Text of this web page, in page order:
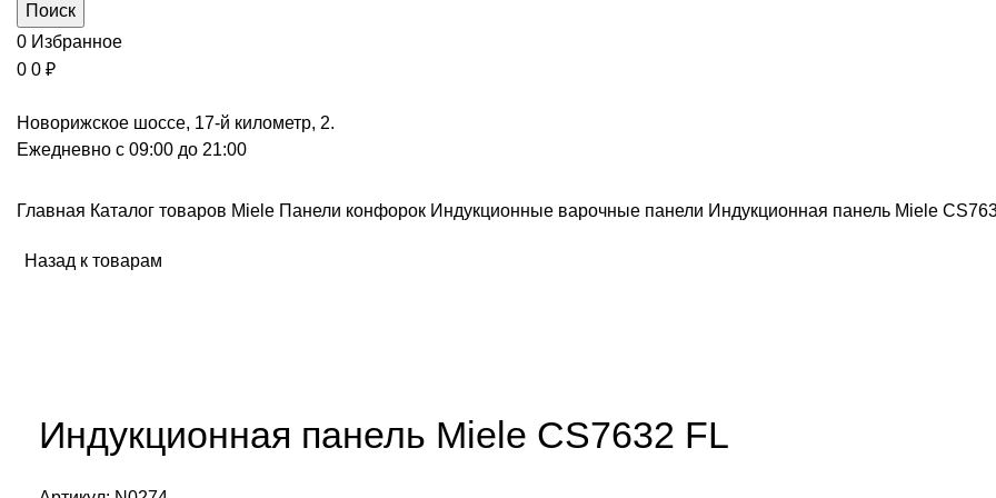
Поиск
0 Избранное
0 0 ₽
Новорижское шоссе, 17-й километр, 2.
Ежедневно с 09:00 до 21:00
Главная Каталог товаров Miele Панели конфорок Индукционные варочные панели Индукционная панель Miele
Назад к товарам
Индукционная панель Miele CS7632 FL